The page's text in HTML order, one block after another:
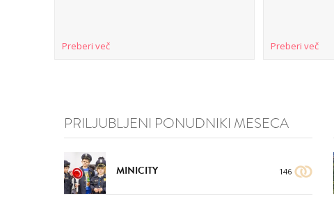
Preberi več Preberi več
PRILJUBLJENI PONUDNIKI MESECA
MINICITY 146